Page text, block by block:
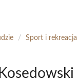
/ Sport i rekreacja